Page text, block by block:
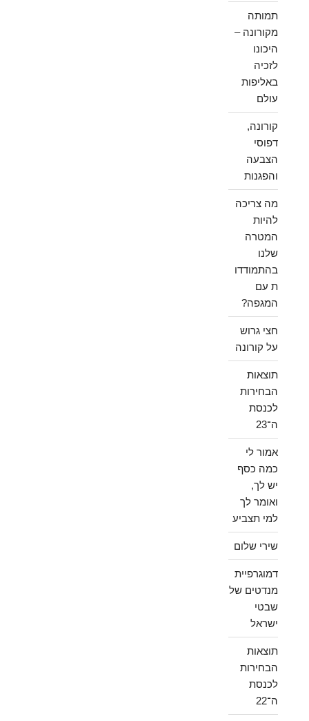
תמותה
מקורונה –
היכונו
לזכיה
באליפות
עולם
קורונה,
דפוסי
הצבעה
והפגנות
מה צריכה
להיות
המטרה
שלנו
בהתמודדו
ת עם
המגפה?
חצי גרוש
על קורונה
תוצאות
הבחירות
לכנסת
ה־23
אמור לי
כמה כסף
יש לך,
ואומר לך
למי תצביע
שירי שלום
דמוגרפיית
מנדטים של
שבטי
ישראל
תוצאות
הבחירות
לכנסת
ה־22